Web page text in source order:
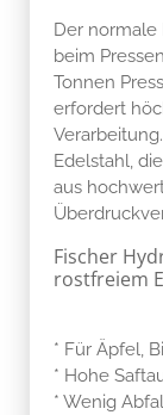
Der normale
beim
Tonnen
erfordert
Edelstahl,
aus
Fischer
rostfreiem
* Für Äpfel,
* Hohe
* Wenig